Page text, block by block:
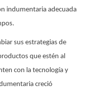
indumentaria adecuada
sus estrategias de
que estén al
con la tecnología y
creció